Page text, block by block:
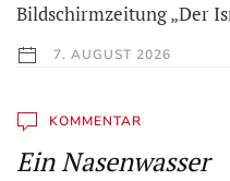
Bildschirmzeitung „Der
7. AUGUST 2026
KOMMENTAR
Ein Nasenwasser